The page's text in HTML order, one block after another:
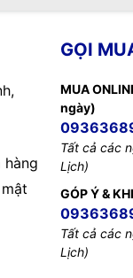
hàng
GỌI
MUA
ngày)
Tất cả các
Lịch)
GÓP Ý &
Tất cả các
Lịch)